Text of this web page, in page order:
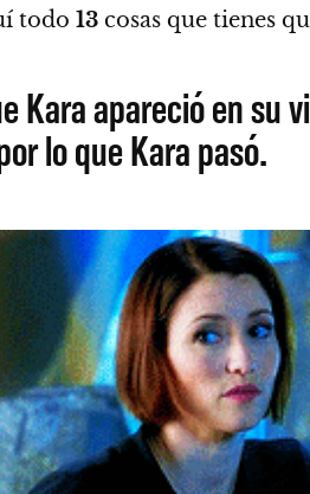
todo 13 cosas que tienes
Kara apareció en su
lo que Kara pasó.